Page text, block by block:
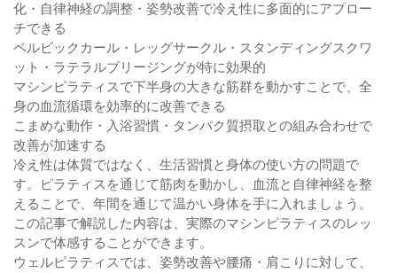
化・自律神経の調整・姿勢改善で冷え性に多面的にアプロー
チできる
ペルビックカール・レッグサークル・スタンディングスクワ
ット・ラテラルブリージングが特に効果的
マシンピラティスで下半身の大きな筋群を動かすことで、全
身の血流循環を効率的に改善できる
こまめな動作・入浴習慣・タンパク質摂取との組み合わせで
改善が加速する
冷え性は体質ではなく、生活習慣と身体の使い方の問題で
す。ピラティスを通じて筋肉を動かし、血流と自律神経を整
えることで、年間を通じて温かい身体を手に入れましょう。
この記事で解説した内容は、実際のマシンピラティスのレッ
スンで体感することができます。
ウェルピラティスでは、姿勢改善や腰痛・肩こりに対して、